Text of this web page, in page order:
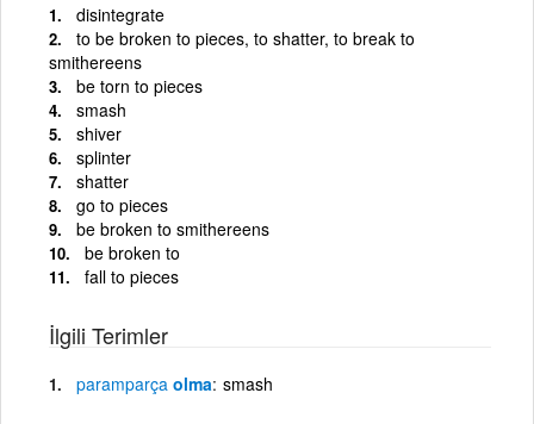
disintegrate
to be broken to pieces, to shatter, to break to
smithereens
be torn to pieces
smash
shiver
splinter
shatter
go to pieces
be broken to smithereens
be broken to
fall to pieces
İlgili Terimler
paramparça olma smash